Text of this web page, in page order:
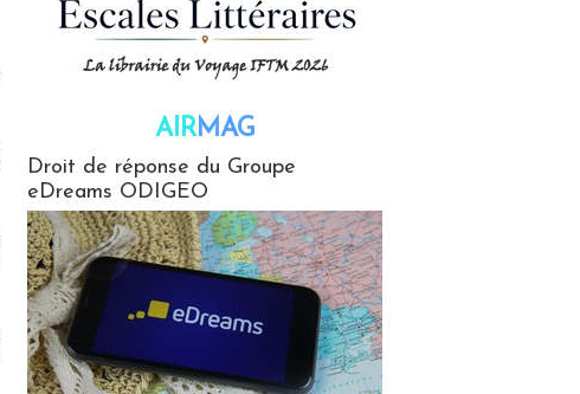
AIRMAG
Droit de réponse du Groupe
eDreams ODIGEO